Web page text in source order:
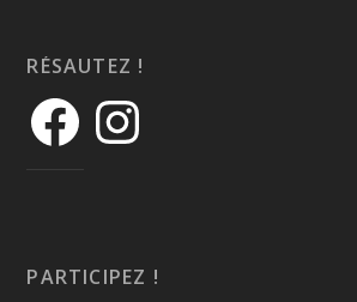
RÉSAUTEZ !
PARTICIPEZ !